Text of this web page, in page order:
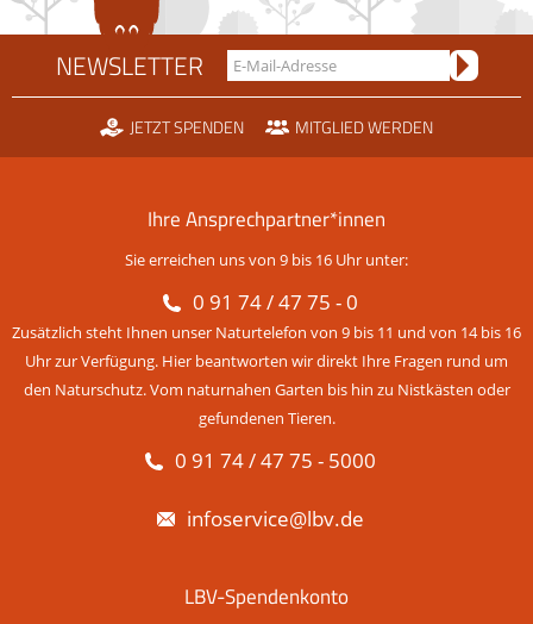
NEWSLETTER
JETZT SPENDEN MITGLIED WERDEN
Ihre Ansprechpartner*innen
Sie erreichen uns von 9 bis 16 Uhr unter:
0 91 74 / 47 75 - 0
Zusätzlich steht Ihnen unser Naturtelefon von 9 bis 11 und von 14 bis 16
Uhr zur Verfügung. Hier beantworten wir direkt Ihre Fragen rund um
den Naturschutz. Vom naturnahen Garten bis hin zu Nistkästen oder
gefundenen Tieren.
0 91 74 / 47 75 - 5000
infoservice@lbv.de
LBV-Spendenkonto